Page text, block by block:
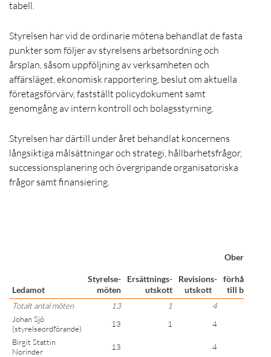
tabell.
Styrelsen har vid de ordinarie mötena behandlat de fasta
punkter som följer av styrelsens arbetsordning och
årsplan, såsom uppföljning av verksamheten och
affärsläget, ekonomisk rapportering, beslut om aktuella
företagsförvärv, fastställt policydokument samt
genomgång av intern kontroll och bolagsstyrning.
Styrelsen har därtill under året behandlat koncernens
långsiktiga målsättningar och strategi, hållbarhetsfrågor,
successionsplanering och övergripande organisatoriska
frågor samt finansiering.
Ledamot
Styrelse-
möten
Ersättnings-
utskott
Revisions-
utskott
Oberoende
förhållande
till bolaget
Totalt antal möten 13 1
4
Johan Sjö
(styrelseordförande)
13 1 4
Birgit Stattin
Norinder
13 4